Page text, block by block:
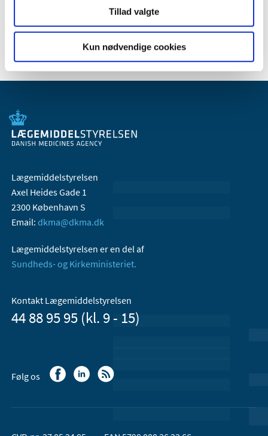
Tillad valgte
Kun nødvendige cookies
2005 (2)
Lægemiddelstyrelsen
Axel Heides Gade 1
2300 København S
Email: dkma@dkma.dk
Lægemiddelstyrelsen er en del af
Sundheds- og Kirkeministeriet.
Kontakt Lægemiddelstyrelsen
44 88 95 95 (kl. 9 - 15)
Følg os